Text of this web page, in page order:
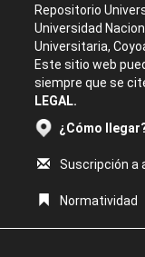
Repositorio
Universidad
Universitaria,
Este sitio web
siempre que se
LEGAL.
¿Cómo
Suscripción a
Normatividad